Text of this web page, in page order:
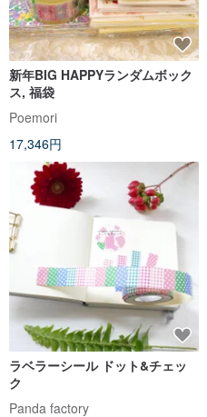
新年BIG HAPPYランダムボック
ス, 福袋
Poemori
17,346円
ラベラーシール ドット&チェッ
ク
Panda factory